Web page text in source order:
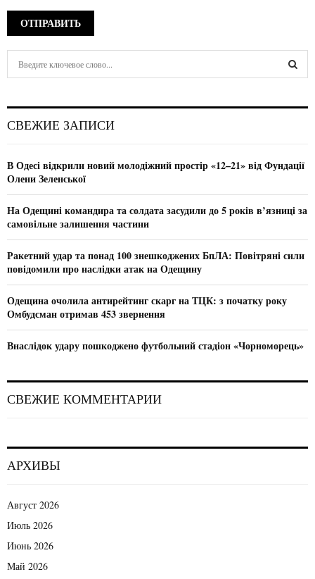
h
o
r
C
СВЕЖИЕ ЗАПИСИ
В Одесі відкрили новий молодіжний простір «12–21» від Фундації
Олени Зеленської
На Одещині командира та солдата засудили до 5 років в’язниці за
самовільне залишення частини
Ракетний удар та понад 100 знешкоджених БпЛА: Повітряні сили
повідомили про наслідки атак на Одещину
Одещина очолила антирейтинг скарг на ТЦК: з початку року
Омбудсман отримав 453 звернення
Внаслідок удару пошкоджено футбольний стадіон «Чорноморець»
СВЕЖИЕ КОММЕНТАРИИ
АРХИВЫ
Август 2026
Июль 2026
Июнь 2026
Май 2026